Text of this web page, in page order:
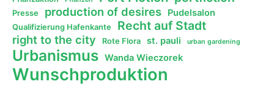
Presse production of desires Pudelsalon
Qualifizierung Hafenkante Recht auf Stadt
right to the city Rote Flora st. pauli urban gardening
Urbanismus Wanda Wieczorek
Wunschproduktion